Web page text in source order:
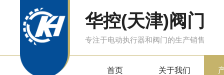
华控(天津)阀门
专注于电动执行器和阀门的生产销售
首页 关于我们